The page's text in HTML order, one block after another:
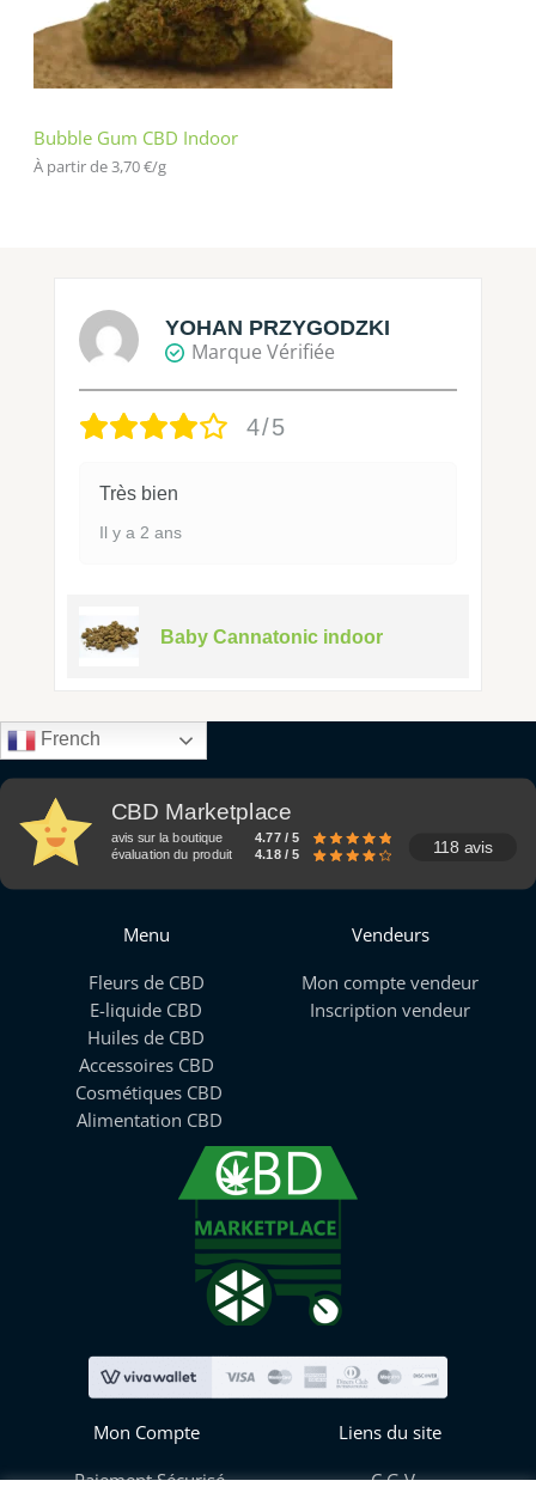
Bubble Gum CBD Indoor
À partir de 3,70€/g
YOHAN PRZYGODZKI
Marque Vérifiée
4/5
Très bien
Il y a 2 ans
Baby Cannatonic indoor
French
CBD Marketplace
avis sur la boutique
4.77 / 5
évaluation du produit
4.18 / 5 118 avis
Menu
Fleurs de CBD
E-liquide CBD
Huiles de CBD
Accessoires CBD
Cosmétiques CBD
Alimentation CBD
Vendeurs
Mon compte vendeur
Inscription vendeur
Mon Compte
Paiement Sécurisé
Liens du site
C.G.V